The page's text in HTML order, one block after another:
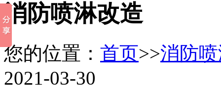
消防喷淋改造
您的位置： 首页>>消防
2021-03-30